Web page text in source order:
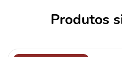
Produtos